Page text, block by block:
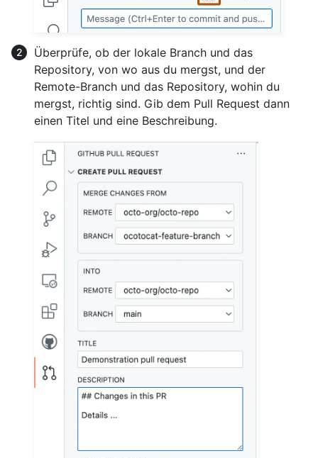
Überprüfe, ob der lokale Branch und das
Repository, von wo aus du mergst, und der
Remote-Branch und das Repository, wohin du
mergst, richtig sind. Gib dem Pull Request dann
einen Titel und eine Beschreibung.